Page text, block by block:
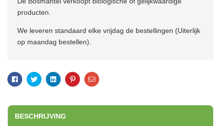
producten.
We leveren standaard elke vrijdag de bestellingen (Uiterlijk
op maandag bestellen).
Facebook
TwitterLinkedinPinterestEmail
BESCHRIJVING